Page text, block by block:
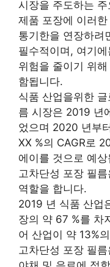
시장을 주도하는
제품 포장에 이러
통기한을 연장하려
필수적이며, 여기
위험을 줄이기 위
함됩니다.
식품 산업을위한
름 시장은 2019 년
었으며 2020 년부
XX %의 CAGR로
에이를 것으로 예상
고차단성 포장 필
역할을 합니다.
2019 년 식품 산업
장의 약 67 %를 차
어 산업이 약 13%
고차단성 포장 필